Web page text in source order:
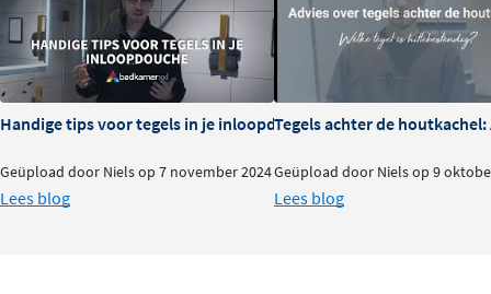
Handige tips voor tegels in je inloopdouche
Geüpload door Niels op 7 november 2024
Lees blog
Tegels achter de
Geüpload door Niels op 9
Lees blog